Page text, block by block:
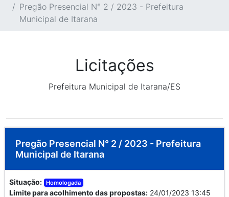
Pregão Presencial N° 2 / 2023 - Prefeitura
Municipal de Itarana
Licitações
Prefeitura Municipal de Itarana/ES
Pregão Presencial N° 2 / 2023 - Prefeitura
Municipal de Itarana
Situação: Homologada
Limite para acolhimento das propostas: 24/01/2023 13:45